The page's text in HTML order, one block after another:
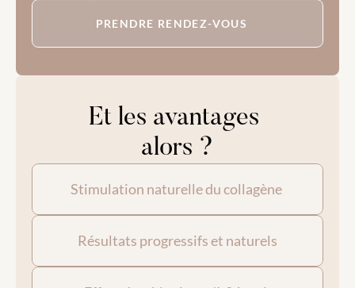
PRENDRE RENDEZ-VOUS
Et les avantages
alors ?
Stimulation naturelle du collagène
Résultats progressifs et naturels